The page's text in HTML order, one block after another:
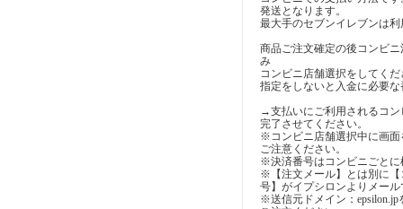
発送となります。
最大手のセブンイレブンは
商品ご注文確定の後コンビ
み
コンビニ店舗選択をしてく
指定をしないと入金に必要
→支払いにご利用されるコ
完了させてください。
※コンビニ店舗選択中に画
ご注意ください。
※決済番号はコンビニごと
※【注文メール】とは別に
号】がイプシロンよりメー
※送信元ドメイン：